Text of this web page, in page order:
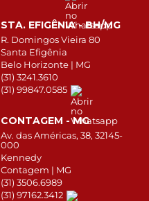
STA. EFIGÊNIA - BH/MG
R. Domingos Vieira 80
Santa Efigênia
Belo Horizonte | MG
(31) 3241.3610
(31) 99847.0585
CONTAGEM - MG
Av. das Américas, 38, 32145-
000
Kennedy
Contagem | MG
(31) 3506.6989
(31) 97162.3412